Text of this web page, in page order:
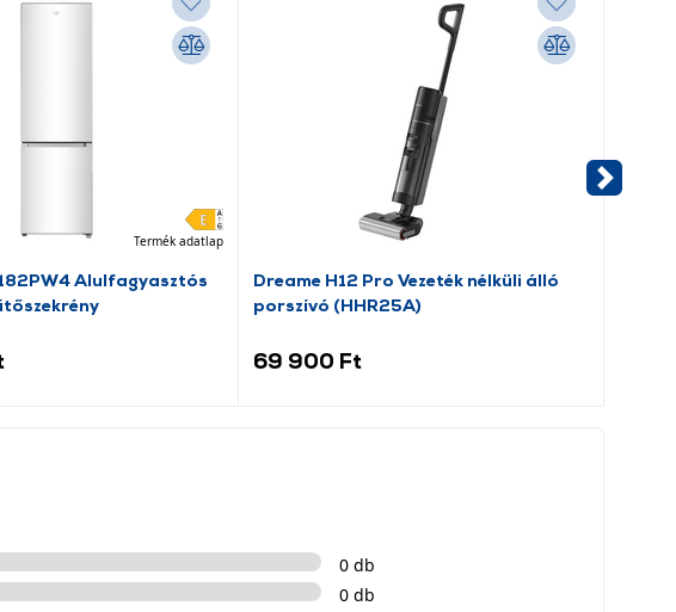
Termék adatlap
Alulfagyasztós
Dreame H12 Pro Vezeték nélküli álló
porszívó (HHR25A)
69 900 Ft
0 db
0 db